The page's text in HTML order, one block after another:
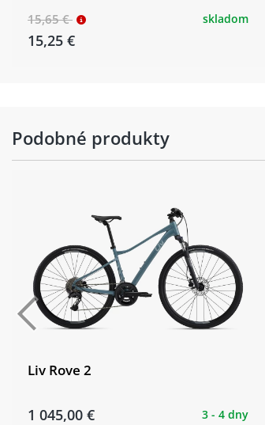
15,65 €
15,25 €
skladom
Podobné produkty
Liv Rove 2
1 045,00 € 3 - 4 dny